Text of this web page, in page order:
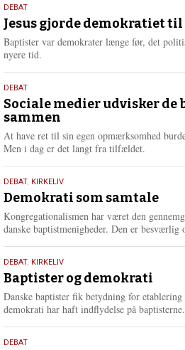
18.
maj
2026
DEBAT
Jesus gjorde demokratiet
Baptister var demokrater længe før, det
nyere tid.
18.
maj
2026
DEBAT
Sociale medier udvisker de
sammen
At have ret til sin egen opmærksomhed
Men i dag er det langt fra tilfældet.
18.
maj
2026
DEBAT, KIRKELIV
Demokrati som samtale
Kongregationalismen har været den
danske baptistmenigheder. Den er
18.
maj
2026
DEBAT, KIRKELIV
Baptister og demokrati
Danske baptister fik betydning for
demokrati har haft indflydelse på baptisterne.
18.
DEBAT